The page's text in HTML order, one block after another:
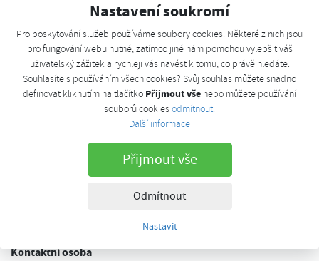
Nastavení soukromí
Pro poskytování služeb používáme soubory cookies. Některé z nich jsou
pro fungování webu nutné, zatímco jiné nám pomohou vylepšit váš
uživatelský zážitek a rychleji vás navést k tomu, co právě hledáte.
Souhlasíte s používáním všech cookies? Svůj souhlas můžete snadno
definovat kliknutím na tlačítko Přijmout vše nebo můžete používání
souborů cookies odmítnout.
Další informace
Přijmout vše
Odmítnout
Nastavit
Koncovka NGV1:
Veřejná stanice: Ano
GPS: 49.85958310, 18.29438580
Cena:
39.90 Kč/kg,
28.5 Kč/m3
Bohumínská, Ostrava, 71200
biomotion od biogeen Mobility
Kontaktní osoba